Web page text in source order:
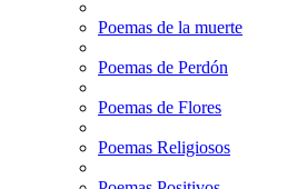
Poemas de la muerte
Poemas de Perdón
Poemas de Flores
Poemas Religiosos